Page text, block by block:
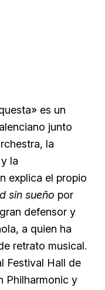
es un
junto
la
la
explica el propio
sin sueño por
defensor y
a quien ha
retrato musical.
Festival Hall de
Philharmonic y